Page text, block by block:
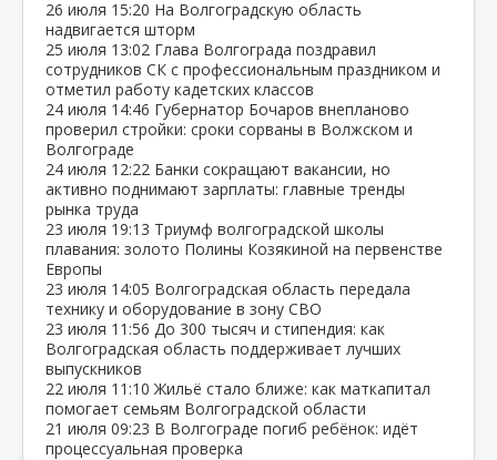
26 июля 15:20 На Волгоградскую область
надвигается шторм
25 июля 13:02 Глава Волгограда поздравил
сотрудников СК с профессиональным праздником и
отметил работу кадетских классов
24 июля 14:46 Губернатор Бочаров внепланово
проверил стройки: сроки сорваны в Волжском и
Волгограде
24 июля 12:22 Банки сокращают вакансии, но
активно поднимают зарплаты: главные тренды
рынка труда
23 июля 19:13 Триумф волгоградской школы
плавания: золото Полины Козякиной на первенстве
Европы
23 июля 14:05 Волгоградская область передала
технику и оборудование в зону СВО
23 июля 11:56 До 300 тысяч и стипендия: как
Волгоградская область поддерживает лучших
выпускников
22 июля 11:10 Жильё стало ближе: как маткапитал
помогает семьям Волгоградской области
21 июля 09:23 В Волгограде погиб ребёнок: идёт
процессуальная проверка